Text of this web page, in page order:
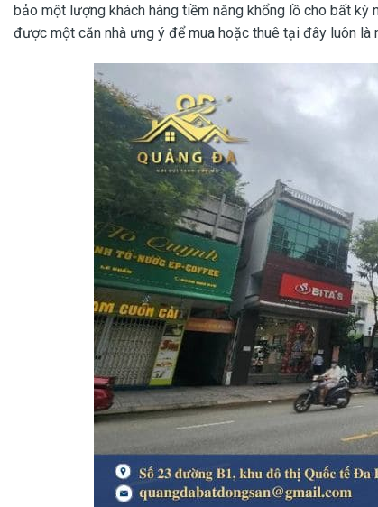
bảo một lượng khách hàng tiềm năng khổng lồ cho bất kỳ
được một căn nhà ưng ý để mua hoặc thuê tại đây luôn